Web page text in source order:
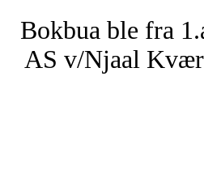
Bokbua ble fra
AS v/Njaal